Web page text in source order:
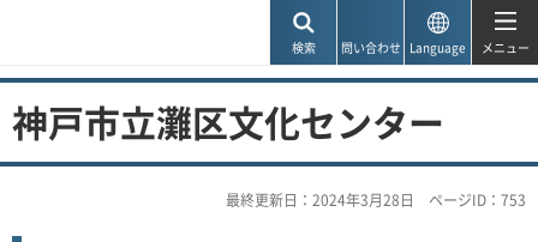
検索 問い合わせ Language メニュー
神戸市立灘区文化センター
最終更新日：2024年3月28日 ページID：753